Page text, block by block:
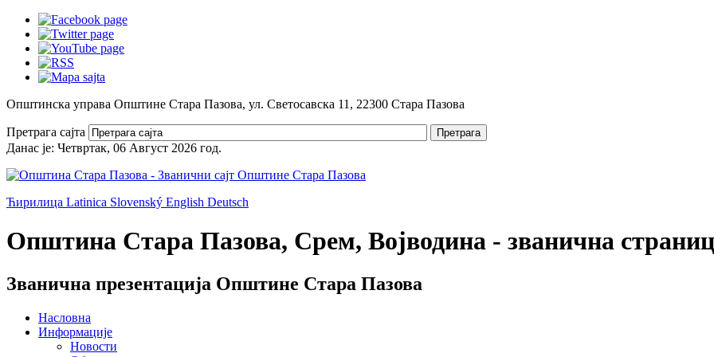
Општинска управа Општине Стара Пазова, ул. Светосавска 11, 22300 Стара Пазова
Претрага сајта Претрага
Данас је: Четвртак, 06 Август 2026 год.
Ћирилица Latinica Slovenský English Deutsch
Општина Стара Пазова, Срем, Војводина - званична
Званична презентација Општине Стара Пазова
Насловна
Информације
Новости